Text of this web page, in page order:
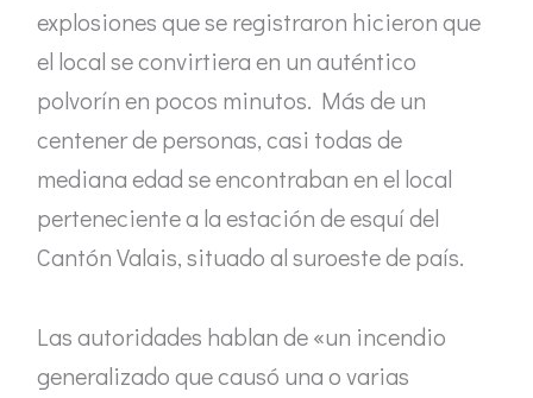
explosiones que se registraron hicieron que
el local se convirtiera en un auténtico
polvorín en pocos minutos. Más de un
centener de personas, casi todas de
mediana edad se encontraban en el local
perteneciente a la estación de esquí del
Cantón Valais, situado al suroeste de país.
Las autoridades hablan de «un incendio
generalizado que causó una o varias